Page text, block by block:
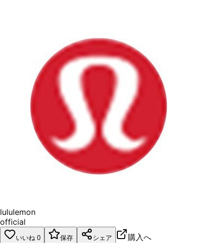
lululemon
official
いいね 0 保存 シェア 購入へ